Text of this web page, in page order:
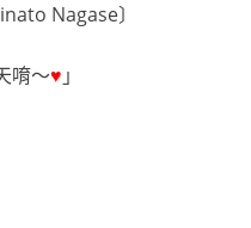
Nagase〕
唷～♥ 」